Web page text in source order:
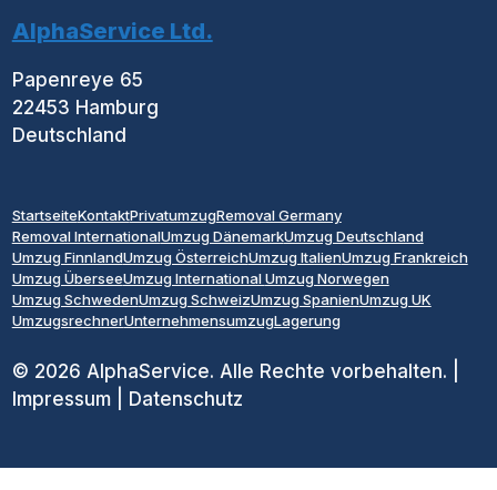
AlphaService Ltd.
Papenreye 65
22453 Hamburg
Deutschland
StartseiteKontaktPrivatumzugRemoval Germany
Removal InternationalUmzug DänemarkUmzug Deutschland
Umzug FinnlandUmzug ÖsterreichUmzug ItalienUmzug Frankreich
Umzug ÜberseeUmzug InternationalUmzug Norwegen
Umzug SchwedenUmzug SchweizUmzug SpanienUmzug UK
UmzugsrechnerUnternehmensumzugLagerung
© 2026 AlphaService. Alle Rechte vorbehalten. |
Impressum | Datenschutz